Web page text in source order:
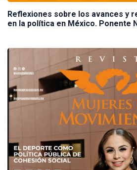
Reflexiones sobre los avances y
en la política en México. Ponente